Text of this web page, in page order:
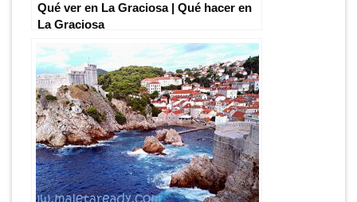
Qué ver en La Graciosa | Qué hacer en
La Graciosa